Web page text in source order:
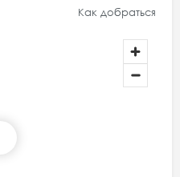
Как добраться